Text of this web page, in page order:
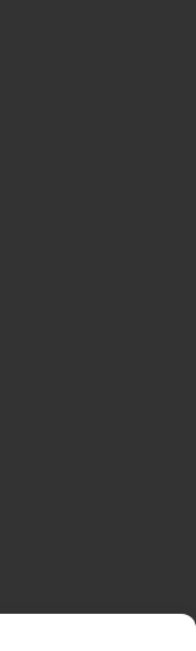
GV-Manager
16. Mal die
statt. Das sind
geschafft und
2025.